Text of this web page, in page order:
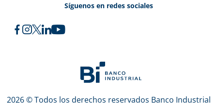
Síguenos en redes sociales
2026 © Todos los derechos reservados Banco Industrial